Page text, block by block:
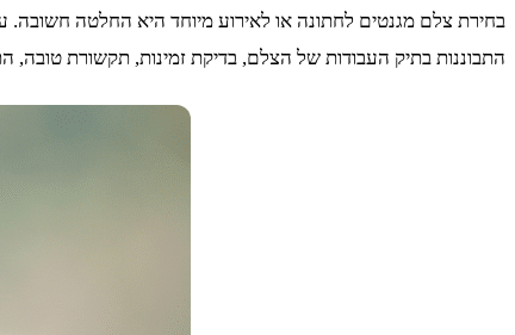
בחירת צלם מגנטים לחתונה או לאירוע מיוחד היא החלטה
התבוננות בתיק העבודות של הצלם, בדיקת זמינות, תקשורת טובה,